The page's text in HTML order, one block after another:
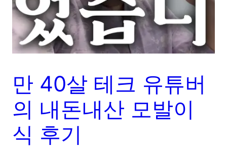
만 40살 테크 유튜버
의 내돈내산 모발이
식 후기